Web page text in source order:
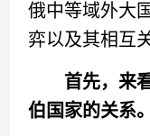
俄中等域外大
弈以及其相互
首先，来
伯国家的关系。